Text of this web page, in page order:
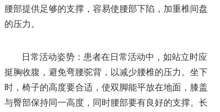
腰部提供足够的支撑，容易使腰部下陷，加重椎间盘
的压力。
日常活动姿势：患者在日常活动中，如站立时应
挺胸收腹，避免弯腰驼背，以减少腰椎的压力。坐下
时，椅子的高度要合适，使双脚能平放在地面，膝盖
与臀部保持同一高度，同时腰部要有良好的支撑。长